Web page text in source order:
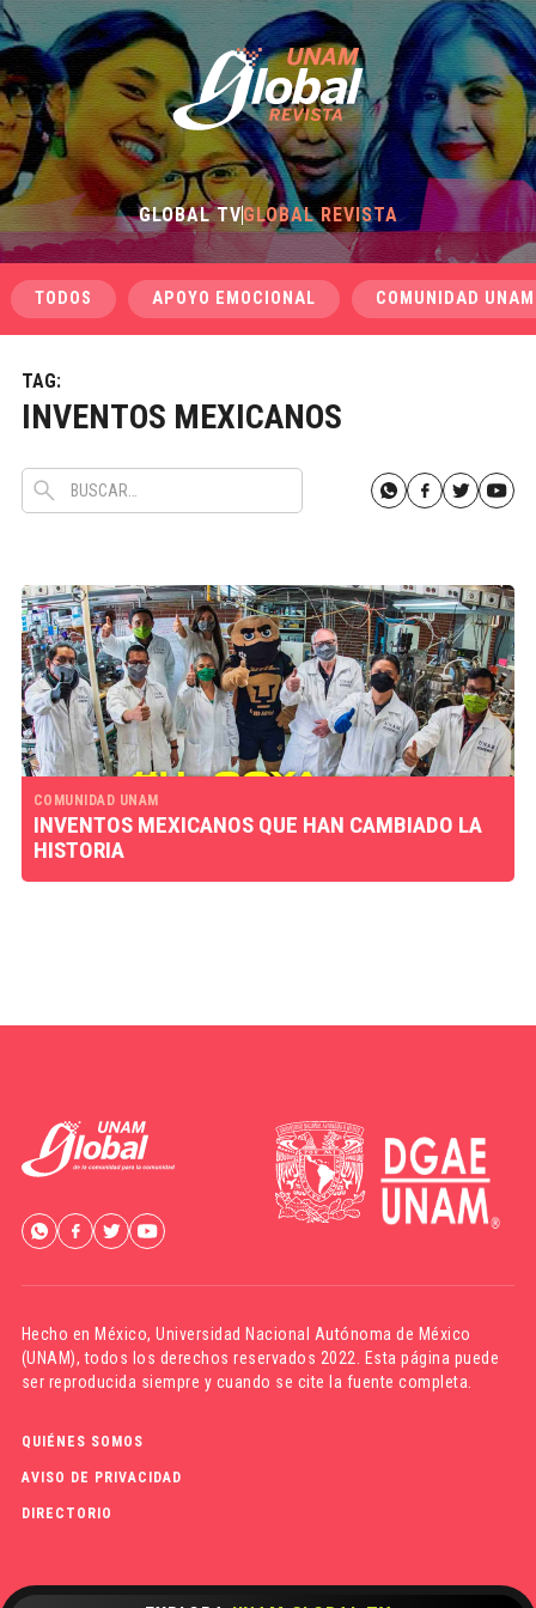
GLOBAL TVGLOBAL REVISTA
TODOS APOYO EMOCIONAL COMUNIDAD UNAM
TAG:
INVENTOS MEXICANOS
COMUNIDAD UNAM
INVENTOS MEXICANOS QUE HAN CAMBIADO LA
HISTORIA
Hecho en México,Universidad Nacional Autónoma de México
(UNAM), todos los derechos reservados 2022. Esta página puede
ser reproducida siempre y cuando se cite la fuente completa.
QUIÉNES SOMOS
AVISO DE PRIVACIDAD
DIRECTORIO